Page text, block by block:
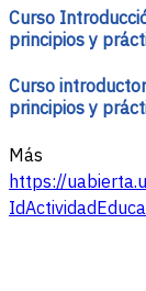
Curso
principios y
Curso
principios y
Más
https://